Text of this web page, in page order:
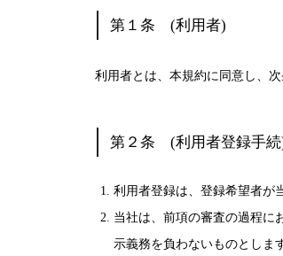
第１条 (利用者)
利用者とは、本規約に同意し、
第２条 (利用者登録手続
利用者登録は、登録希望者が
当社は、前項の審査の過程に
示義務を負わないものとしま